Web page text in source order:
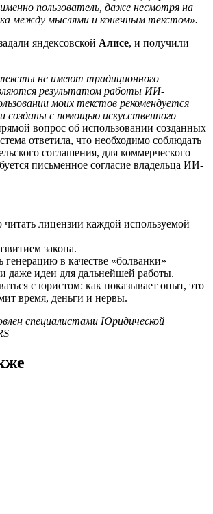
пользователь, даже несмотря на
между мыслями и конечным текстом».
яндексовской Алисе, и получили
не имеют традиционного
результатом работы ИИ-
моих текстов рекомендуется
созданы с помощью искусственного
вопрос об использовании созданных
ответила, что необходимо соблюдать
соглашения, для коммерческого
письменное согласие владельца ИИ-
лицензии каждой используемой
закона.
генерацию в качестве «болванки» —
даже идеи для дальнейшей работы.
с юристом: как показывает опыт, это
время, деньги и нервы.
специалистами Юридической